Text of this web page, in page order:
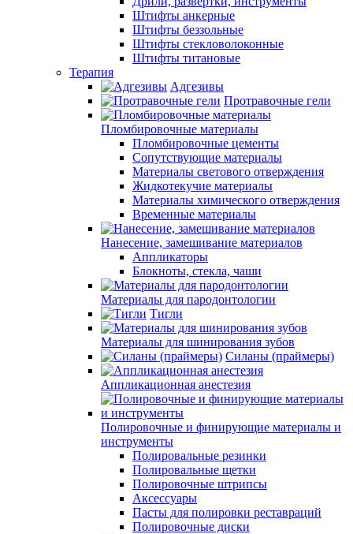
Штифты анкерные
Штифты беззольные
Штифты стекловолоконные
Штифты титановые
Терапия
Адгезивы
Протравочные гели
Пломбировочные материалы
Пломбировочные цементы
Сопутствующие материалы
Материалы светового отверждения
Жидкотекучие материалы
Материалы химического отверждения
Временные материалы
Нанесение, замешивание материалов
Аппликаторы
Блокноты, стекла, чаши
Материалы для пародонтологии
Тигли
Материалы для шинирования зубов
Силаны (праймеры)
Аппликационная анестезия
Полировочные и финирующие материалы и
инструменты
Полировальные резинки
Полировальные щетки
Полировочные штрипсы
Аксессуары
Пасты для полировки реставраций
Полировочные диски